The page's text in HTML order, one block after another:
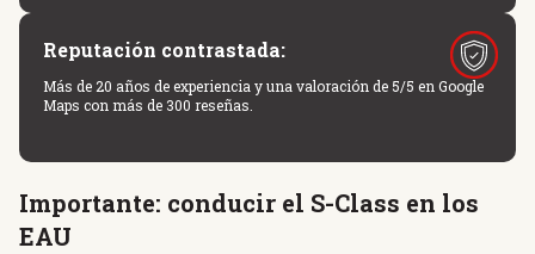
Reputación contrastada:
Más de 20 años de experiencia y una valoración de 5/5 en Google
Maps con más de 300 reseñas.
Importante: conducir el S-Class en los
EAU